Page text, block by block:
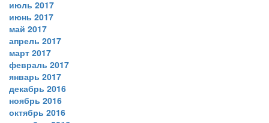
июль 2017
июнь 2017
май 2017
апрель 2017
март 2017
февраль 2017
январь 2017
декабрь 2016
ноябрь 2016
октябрь 2016